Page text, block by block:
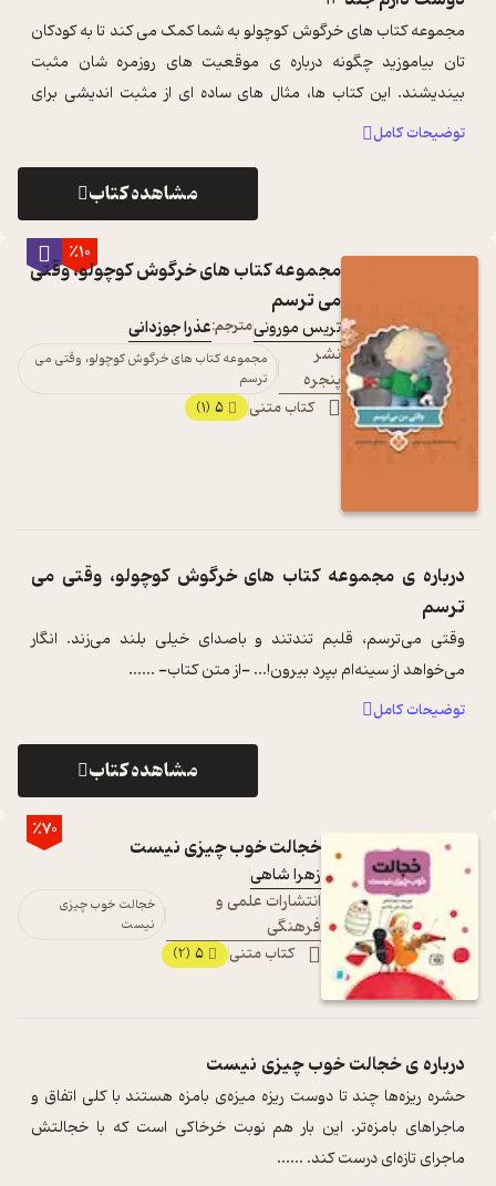
مجموعه کتاب های خرگوش کوچولو به شما کمک می کند تا به کودکان
تان بیاموزید چگونه درباره ی موقعیت های روزمره شان مثبت
بیندیشند. این کتاب ها، مثال های ساده ای از مثبت اندیشی برای
کودکان را نیز با شما درمی ...
توضیحات کامل
مشاهده کتاب
٪10
مجموعه کتاب های خرگوش کوچولو، وقتی
می ترسم
تریس مورونیمترجم:عذرا جوزدانی
نشر
پنجره
مجموعه کتاب های خرگوش کوچولو، وقتی می
ترسم
کتاب متنی 5
(1)
درباره ی مجموعه کتاب های خرگوش کوچولو، وقتی می
ترسم
وقتی ‌می‌ترسم، ‌قلبم ‌تندتند ‌و ‌با‌صدای‌ خیلی ‌بلند ‌می‌زند. انگار
‌می‌خواهد ‌از ‌سینه‌ام ‌بپرد ‌بیرون!... -از متن کتاب- ......
توضیحات کامل
مشاهده کتاب
٪70
خجالت خوب چیزی نیست
زهرا شاهی
انتشارات علمی و
فرهنگی
خجالت خوب چیزی
نیست
کتاب متنی 5
(2)
درباره یخجالت خوب چیزی نیست
حشره ریزه‌ها چند تا دوست ریزه میزه‌ی بامزه هستند با کلی اتفاق و
ماجراهای بامزه‌تر. این بار هم نوبت خرخاکی است که با خجالتش
ماجرای تازه‌ای درست کند. ......